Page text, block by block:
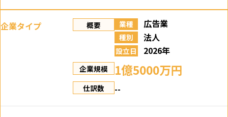
企業タイプ 概要 業種 広告業
種別 法人
設立日 2026年
企業規模 1億5000万円
仕訳数 --